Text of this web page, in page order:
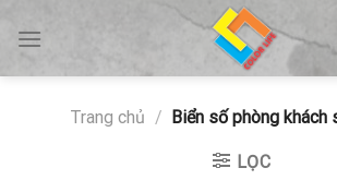
Trang chủ / Biển số phòng khách
LỌC